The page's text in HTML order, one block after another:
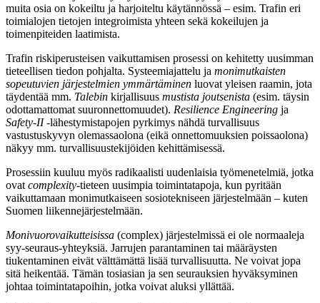
muita osia on kokeiltu ja harjoiteltu käytännössä – esim. Trafin eri
toimialojen tietojen integroimista yhteen sekä kokeilujen ja
toimenpiteiden laatimista.
Trafin riskiperusteisen vaikuttamisen prosessi on kehitetty uusimman
tieteellisen tiedon pohjalta. Systeemiajattelu ja monimutkaisten
sopeutuvien järjestelmien ymmärtäminen luovat yleisen raamin, jota
täydentää mm. Talebin kirjallisuus mustista joutsenista (esim. täysin
odottamattomat suuronnettomuudet). Resilience Engineering ja
Safety-II-lähestymistapojen pyrkimys nähdä turvallisuus
vastustuskyvyn olemassaolona (eikä onnettomuuksien poissaolona)
näkyy mm. turvallisuustekijöiden kehittämisessä.
Prosessiin kuuluu myös radikaalisti uudenlaisia työmenetelmiä, jotka
ovat complexity-tieteen uusimpia toimintatapoja, kun pyritään
vaikuttamaan monimutkaiseen sosiotekniseen järjestelmään – kuten
Suomen liikennejärjestelmään.
Monivuorovaikutteisissa (complex) järjestelmissä ei ole normaaleja
syy-seuraus-yhteyksiä. Jarrujen parantaminen tai määräysten
tiukentaminen eivät välttämättä lisää turvallisuutta. Ne voivat jopa
sitä heikentää. Tämän tosiasian ja sen seurauksien hyväksyminen
johtaa toimintatapoihin, jotka voivat aluksi yllättää.